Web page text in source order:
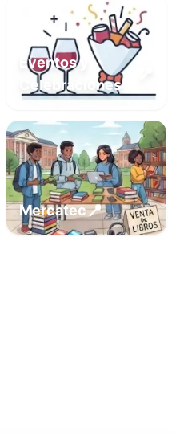
Eventos y
Celebraciones
Mercatec📍